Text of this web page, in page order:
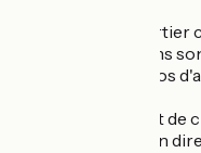
Situé dans un
régulièrement dans
peintures et photos
C'est aussi le point
départ du GR 65 en